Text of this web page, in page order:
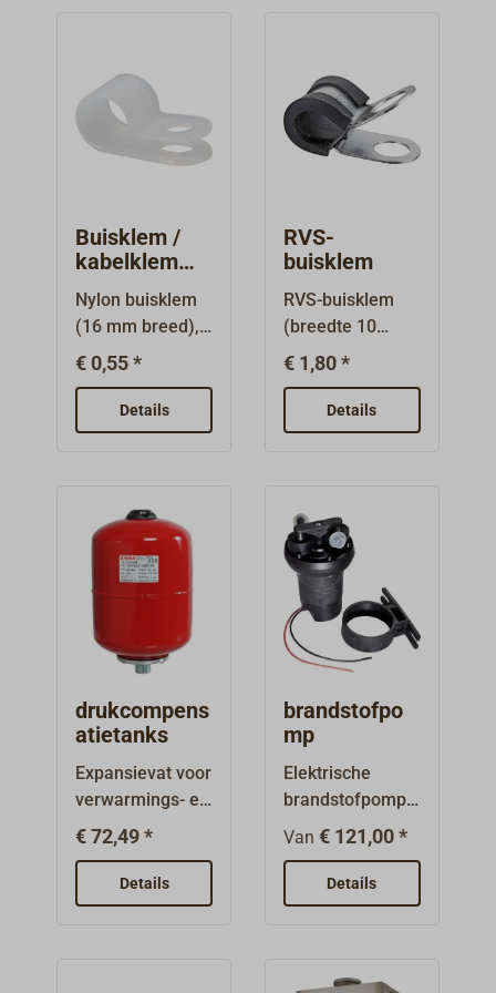
Buisklem /
kabelklem
nylon
Nylon buisklem
(16 mm breed),
geschikt voor
koperen
brandstofleiding
€ 0,55 *
Details
RVS-
buisklem
RVS-buisklem
(breedte 10
mm), geschikt
voor koperen
brandstofleiding
€ 1,80 *
Details
drukcompens
atietanks
Expansievat voor
verwarmings- en
drukwaterinstall
aties.Vat met
geïntegreerd
membraan voor
€ 72,49 *
Details
brandstofpo
mp
Elektrische
brandstofpomp,
die onder andere
gebruikt kan
worden om een
oliekachel van
wanneer de
Van € 121,00 *
Details